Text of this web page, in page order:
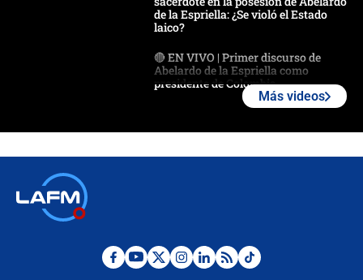
de la Espriella: ¿Se violó el Estado
laico?
🔴 EN VIVO | Primer discurso de
Abelardo de la Espriella como
presidente de Colombia
Desde dermatitis hasta infecciones:
Más videos